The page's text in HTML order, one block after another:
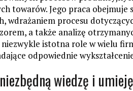
towarów. Jego praca obejmuje
wdrażaniem procesu
a także analizę
istotna role w wielu
odpowiednie
wiedzę i